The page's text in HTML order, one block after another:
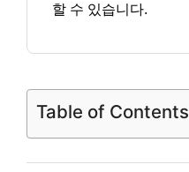
할 수 있습니다.
Table of Contents